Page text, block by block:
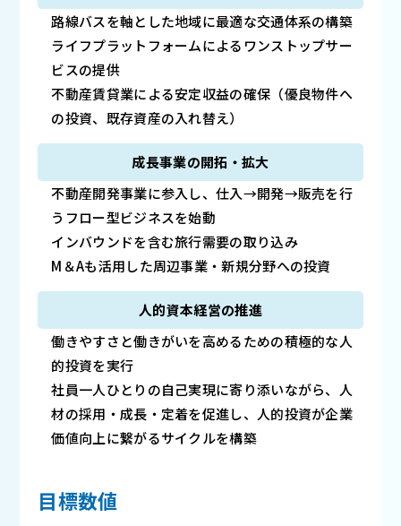
路線バスを軸とした地域に最適な交通体系の構築
ライフプラットフォームによるワンストップサー
ビスの提供
不動産賃貸業による安定収益の確保（優良物件へ
の投資、既存資産の入れ替え）
成長事業の開拓・拡大
不動産開発事業に参入し、仕入→開発→販売を行
うフロー型ビジネスを始動
インバウンドを含む旅行需要の取り込み
M＆Aも活用した周辺事業・新規分野への投資
人的資本経営の推進
働きやすさと働きがいを高めるための積極的な人
的投資を実行
社員一人ひとりの自己実現に寄り添いながら、人
材の採用・成長・定着を促進し、 人的投資が企業
価値向上に繋がるサイクルを構築
目標数値